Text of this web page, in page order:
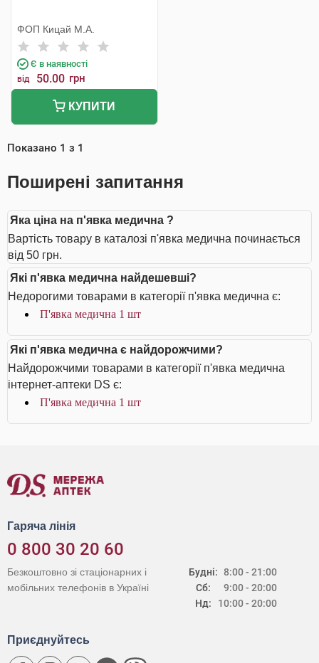
ФОП Кицай М.А.
Є в наявності
від 50.00 грн
КУПИТИ
Показано 1 з 1
Поширені запитання
Яка ціна на п'явка медична ?
Вартість товару в каталозі п'явка медична починається
від 50 грн.
Які п'явка медична найдешевші?
Недорогими товарами в категорії п'явка медична є:
П'явка медична 1 шт
Які п'явка медична є найдорожчими?
Найдорожчими товарами в категорії п'явка медична
інтернет-аптеки DS є:
П'явка медична 1 шт
Гаряча лінія
0 800 30 20 60
Будні:
Сб:
Нд:
8:00 - 21:00
9:00 - 20:00
10:00 - 20:00
Безкоштовно зі стаціонарних і
мобільних телефонів в Україні
Приєднуйтесь